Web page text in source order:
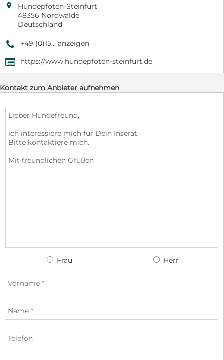

Hundepfoten-Steinfurt
48356 Nordwalde
Deutschland
9 +49 (0)15... anzeigen
, https://www.hundepfoten-steinfurt.de
Kontakt zum Anbieter aufnehmen
Frau Herr